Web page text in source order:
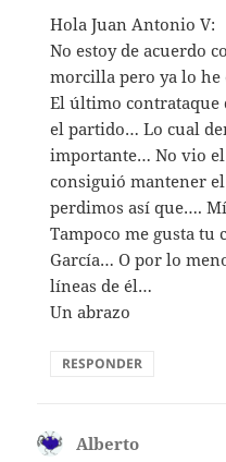
Hola Juan Antonio V:
No estoy de acuerdo
morcilla pero ya lo
El último contrataque
el partido… Lo cual
importante… No vio
consiguió mantener
perdimos así que….
Tampoco me gusta tu
García… O por lo
líneas de él…
Un abrazo
RESPONDER
Alberto